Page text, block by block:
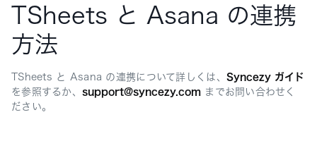
TSheets と Asana の連携
方法
TSheets と Asana の連携について詳しくは、 Syncezy ガイド
を参照するか、 support@syncezy.comまでお問い合わせく
ださい。